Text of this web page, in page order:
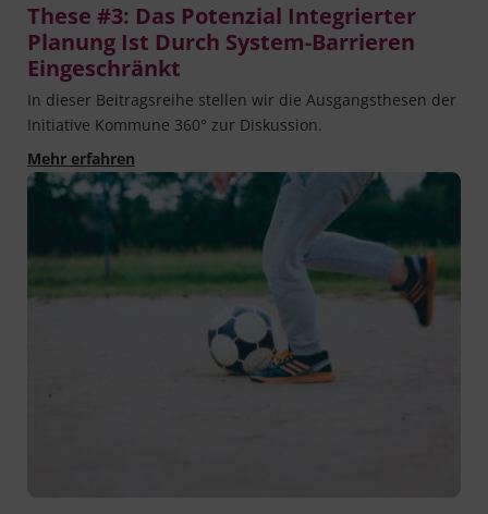
These #3: Das Potenzial Integrierter
Planung Ist Durch System-Barrieren
Eingeschränkt
In die­ser Bei­trags­rei­he stel­len wir die Aus­gangs­the­sen der
Initia­ti­ve Kom­mu­ne 360° zur Diskussion.
Mehr erfahrenThese #3: Das Potenzial integrierter Planung